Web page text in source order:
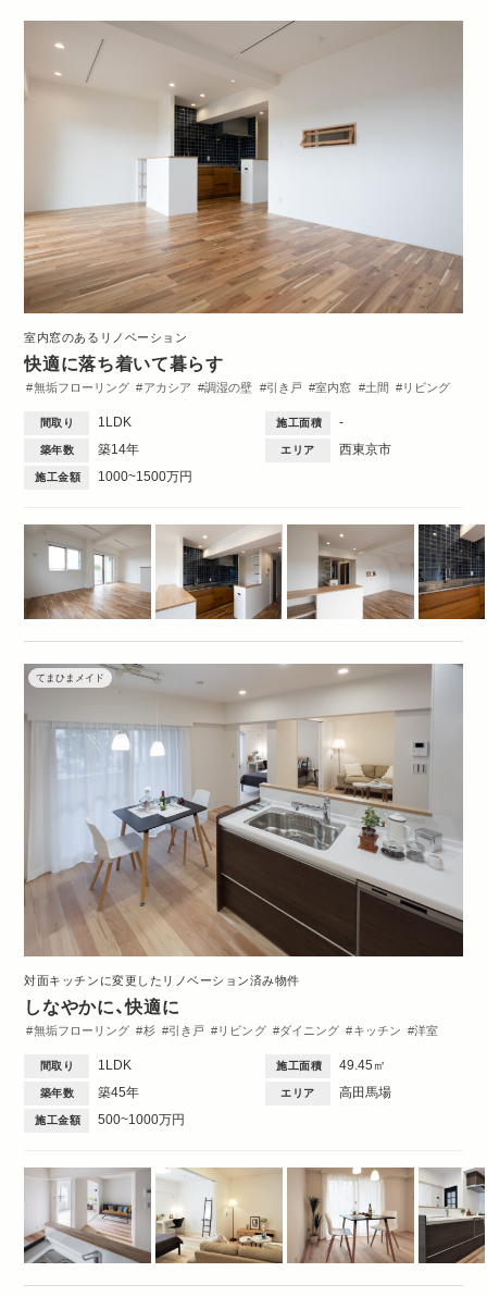
室内窓のあるリノベーション
快適に落ち着いて暮らす
無垢フローリング アカシア 調湿の壁 引き戸 室内窓 土間
リビング
Dinks
1DK・1LDK
間取り 1LDK 施工面積 -
築年数 築14年 エリア 西東京市
施工金額 1000~1500万円
てまひまメイド
対面キッチンに変更したリノベーション済み物件
しなやかに、快適に
無垢フローリング 杉 引き戸 リビング ダイニング キッチン
洋室
間取り 1LDK 施工面積 49.45㎡
築年数 築45年 エリア 高田馬場
施工金額 500~1000万円